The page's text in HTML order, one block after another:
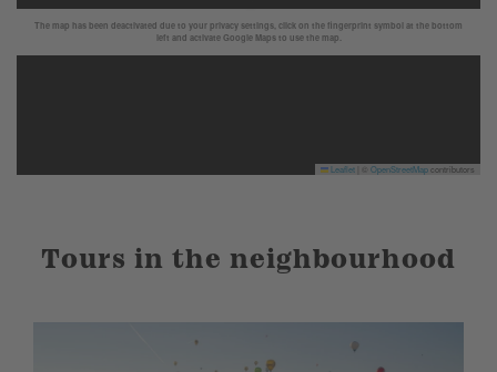
The map has been deactivated due to your privacy settings, click on the fingerprint symbol at the bottom
left and activate Google Maps to use the map.
Leaflet OpenStreetMapcontributors
Tours in the neighbourhood